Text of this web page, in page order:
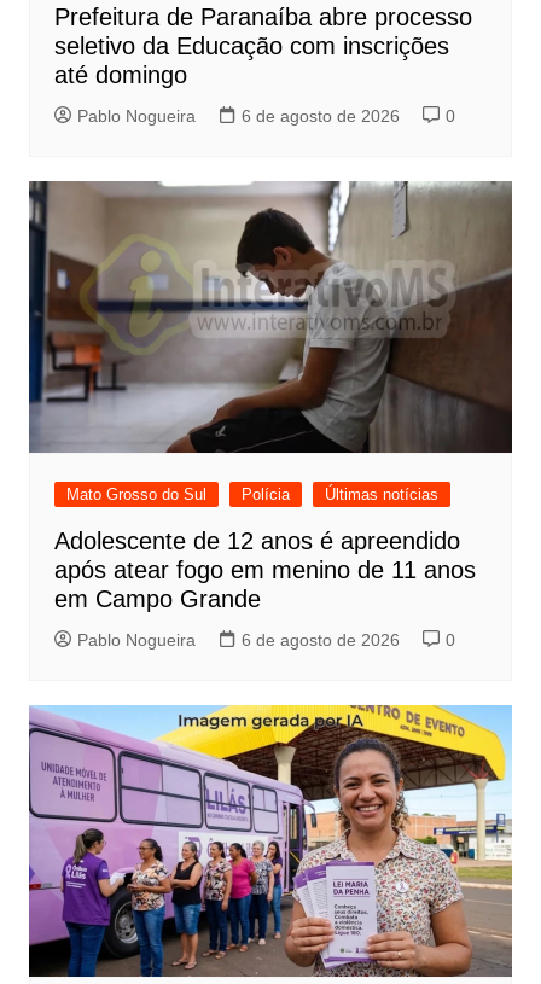
Prefeitura de Paranaíba abre processo
seletivo da Educação com inscrições
até domingo
Pablo Nogueira 6 de agosto de 2026 0
Mato Grosso do Sul Polícia Últimas notícias
Adolescente de 12 anos é apreendido
após atear fogo em menino de 11 anos
em Campo Grande
Pablo Nogueira 6 de agosto de 2026 0